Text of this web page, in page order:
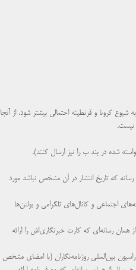
بازه زمانی ممکن است با توجه به شیوع کرونا و قرنطینه احتمالی بیشتر شود. از آنجا
نیست.
شده در بند ب را نیز ارسال کنند).
رسانه که تاریخ انتشار در آن مشخص نباشد مورد
اجتماعی و کانال‌های تلگرامی و بولتن‌ها
+ حداقل دو نمونه کار با توجه به نکات نوشته شده قسمت شماره ۱ برای هر سال از همان رسانه‌ای که کارت خبرنگاری‌اش را ارائه
بین‌المللی روزنامه‌نگاران (با امضای مشخص